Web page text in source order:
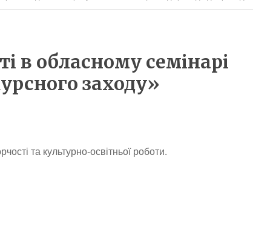
в обласному семінарі
заходу»
та культурно-освітньої роботи.